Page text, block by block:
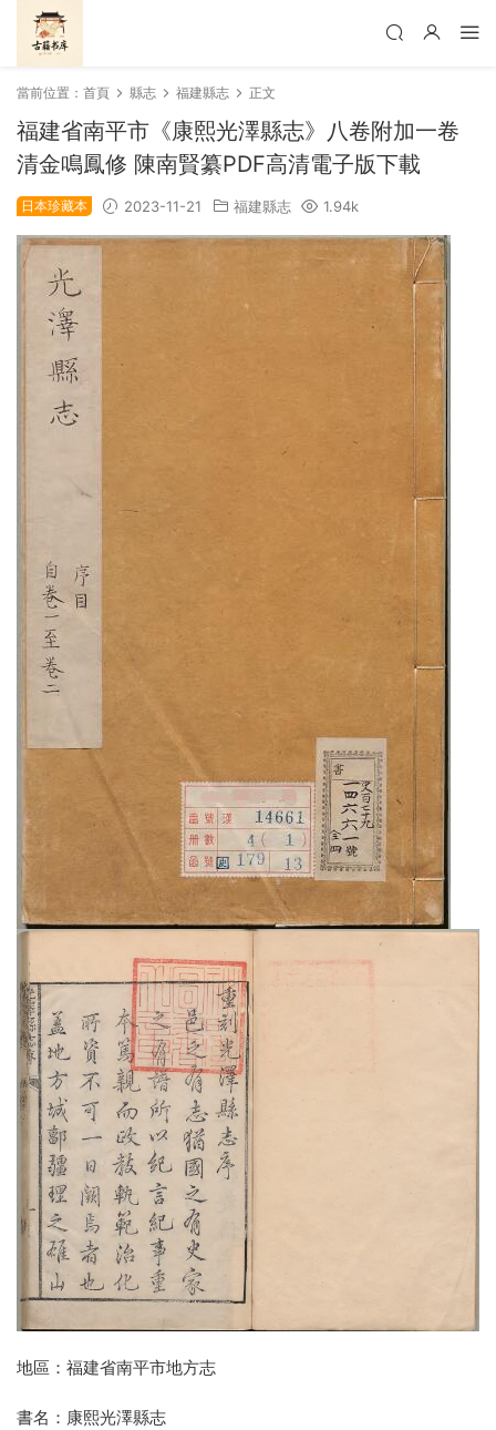
當前位置： 首頁 縣志 福建縣志 正文
福建省南平市《康熙光澤縣志》八卷附加一卷
清金鳴鳳修 陳南賢纂PDF高清電子版下載
日本珍藏本 2023-11-21 福建縣志 1.94k
地區：福建省南平市地方志
書名：康熙光澤縣志